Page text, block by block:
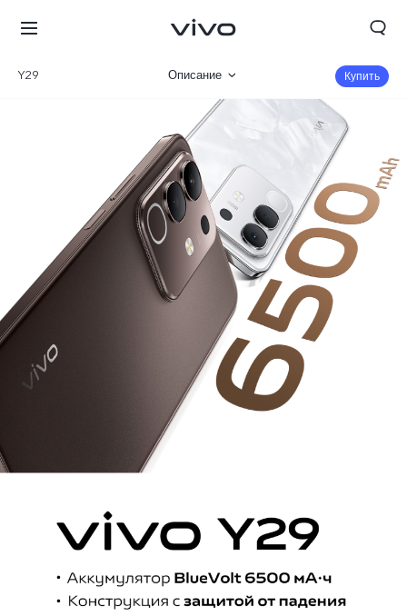
Y29 Описание
Галерея
Характеристики
Купить